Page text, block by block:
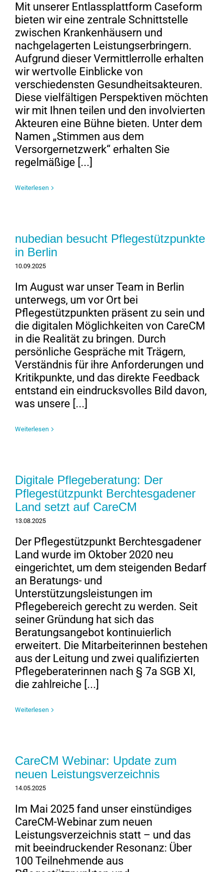
Mit unserer Entlassplattform Caseform
bieten wir eine zentrale Schnittstelle
zwischen Krankenhäusern und
nachgelagerten Leistungserbringern.
Aufgrund dieser Vermittlerrolle erhalten
wir wertvolle Einblicke von
verschiedensten Gesundheitsakteuren.
Diese vielfältigen Perspektiven möchten
wir mit Ihnen teilen und den involvierten
Akteuren eine Bühne bieten. Unter dem
Namen „Stimmen aus dem
Versorgernetzwerk“ erhalten Sie
regelmäßige [...]
Weiterlesen
nubedian besucht Pflegestützpunkte
in Berlin
10.09.2025
Im August war unser Team in Berlin
unterwegs, um vor Ort bei
Pflegestützpunkten präsent zu sein und
die digitalen Möglichkeiten von CareCM
in die Realität zu bringen. Durch
persönliche Gespräche mit Trägern,
Verständnis für ihre Anforderungen und
Kritikpunkte, und das direkte Feedback
entstand ein eindrucksvolles Bild davon,
was unsere [...]
Weiterlesen
Digitale Pflegeberatung: Der
Pflegestützpunkt Berchtesgadener
Land setzt auf CareCM
13.08.2025
Der Pflegestützpunkt Berchtesgadener
Land wurde im Oktober 2020 neu
eingerichtet, um dem steigenden Bedarf
an Beratungs- und
Unterstützungsleistungen im
Pflegebereich gerecht zu werden. Seit
seiner Gründung hat sich das
Beratungsangebot kontinuierlich
erweitert. Die Mitarbeiterinnen bestehen
aus der Leitung und zwei qualifizierten
Pflegeberaterinnen nach § 7a SGB XI,
die zahlreiche [...]
Weiterlesen
CareCM Webinar: Update zum
neuen Leistungsverzeichnis
14.05.2025
Im Mai 2025 fand unser einstündiges
CareCM-Webinar zum neuen
Leistungsverzeichnis statt – und das
mit beeindruckender Resonanz: Über
100 Teilnehmende aus